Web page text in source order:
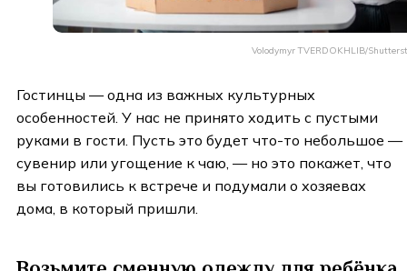
Volodymyr TVERDOKHLIB/
Гостинцы — одна из важных культурных
особенностей. У нас не принято ходить с пустыми
руками в гости. Пусть это будет что-то небольшое —
сувенир или угощение к чаю, — но это покажет, что
вы готовились к встрече и подумали о хозяевах
дома, в который пришли.